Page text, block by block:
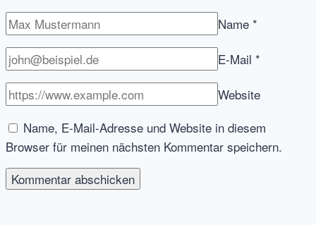
Name *
E-Mail *
Website
Name, E-Mail-Adresse und Website in diesem
Browser für meinen nächsten Kommentar speichern.